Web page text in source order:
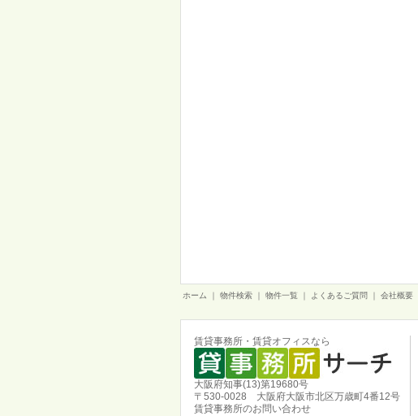
ホーム 物件検索 物件一覧 よくあるご質問 会社概要
賃貸事務所・賃貸オフィスなら
大阪府知事(13)第19680号
〒530-0028 大阪府大阪市北区万歳町4番12号
賃貸事務所のお問い合わせ